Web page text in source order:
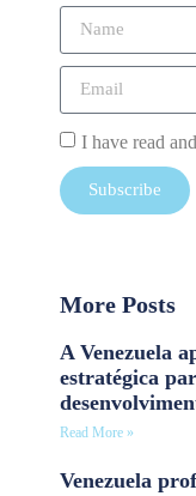
I have read
Subscribe
More Posts
A Venezuela
estratégica
Read More »
Venezuela